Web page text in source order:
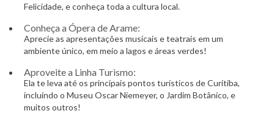
Felicidade, e conheça toda a cultura local.
Conheça a Ópera de Arame:
Aprecie as apresentações musicais e teatrais em um
ambiente único, em meio a lagos e áreas verdes!
Aproveite a Linha Turismo:
Ela te leva até os principais pontos turísticos de Curitiba,
incluindo o Museu Oscar Niemeyer, o Jardim Botânico, e
muitos outros!